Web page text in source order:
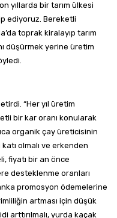
yıllarda bir tarım ülkesi
ediyoruz. Bereketli
toprak kiralayıp tarım
düşürmek yerine üretim
“Her yıl üretim
bir kar oranı konularak
organik çay üreticisinin
olmalı ve erkenden
fiyatı bir an önce
desteklenme oranları
promosyon ödemelerine
artması için düşük
arttırılmalı, yurda kaçak